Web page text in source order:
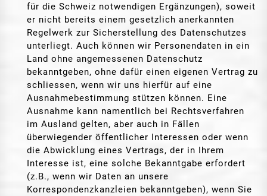
für die Schweiz notwendigen Ergänzungen), soweit
er nicht bereits einem gesetzlich anerkannten
Regelwerk zur Sicherstellung des Datenschutzes
unterliegt. Auch können wir Personendaten in ein
Land ohne angemessenen Datenschutz
bekanntgeben, ohne dafür einen eigenen Vertrag zu
schliessen, wenn wir uns hierfür auf eine
Ausnahmebestimmung stützen können. Eine
Ausnahme kann namentlich bei Rechtsverfahren
im Ausland gelten, aber auch in Fällen
überwiegender öffentlicher Interessen oder wenn
die Abwicklung eines Vertrags, der in Ihrem
Interesse ist, eine solche Bekanntgabe erfordert
(z.B., wenn wir Daten an unsere
Korrespondenzkanzleien bekanntgeben), wenn Sie